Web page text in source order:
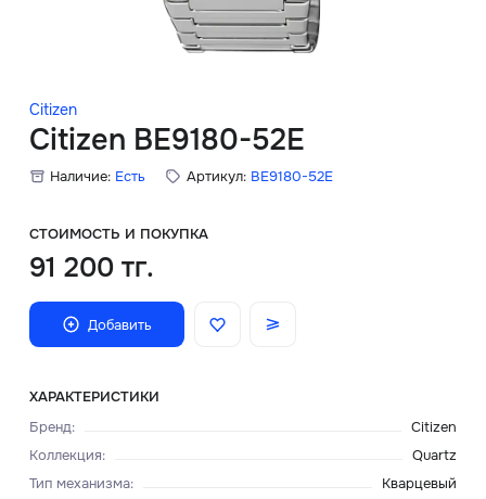
Citizen
Citizen BE9180-52E
Наличие: Есть Артикул: BE9180-52E
СТОИМОСТЬ И ПОКУПКА
91 200 тг.
Добавить
ХАРАКТЕРИСТИКИ
Бренд:
Citizen
Коллекция:
Quartz
Тип механизма:
Кварцевый
Скидки
Главная
О нас